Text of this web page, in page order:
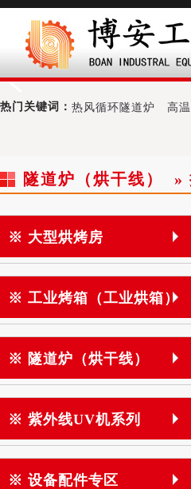
热门关键词： 热风循环隧道炉 高
隧道炉（烘干线） »
※ 大型烘烤房
※ 工业烤箱（工业烘箱）
※ 隧道炉（烘干线）
※ 紫外线UV机系列
※ 设备配件专区